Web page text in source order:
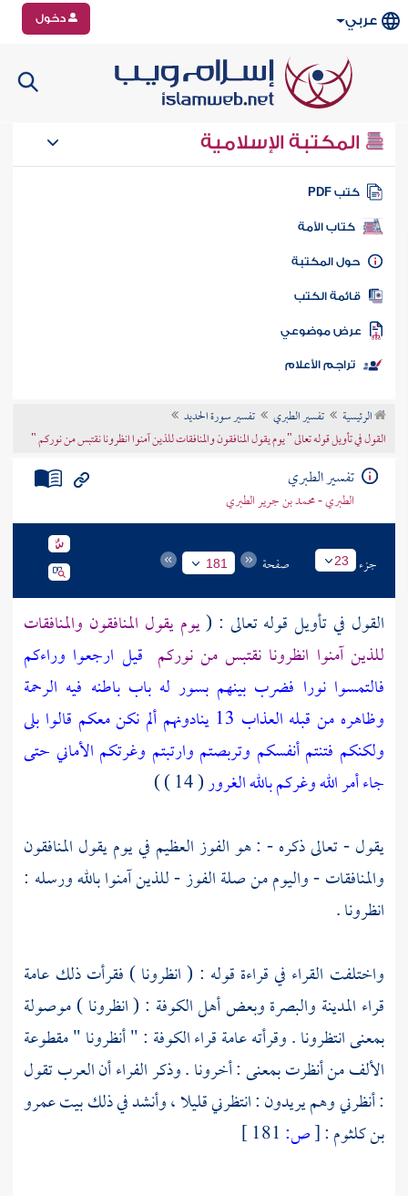
عربي دخول
المكتبة الإسلامية
كتب PDF
كتاب الأمة
المكتبة
الكتب
موضوعي
تراجم الأعلام
الرئيسية تفسير الطبري
تفسير سورة الحديد
القول في تأويل قوله تعالى " يوم يقول المنافقون والمنافقات للذين آمنوا انظرونا نقتبس من نوركم "
تفسير الطبري
الطبري - محمد بن جرير الطبري
جزء 23 صفحة 181
القول في تأويل قوله تعالى : (يوم يقول المنافقون والمنافقات
للذين آمنوا انظرونا نقتبس من نوركم قيل ارجعوا وراءكم
فالتمسوا نورا فضرب بينهم بسور له باب باطنه فيه الرحمة
وظاهره من قبله العذاب 13 ينادونهم ألم نكن معكم قالوا بلى
ولكنكم فتنتم أنفسكم وتربصتم وارتبتم وغرتكم الأماني حتى
جاء أمر الله وغركم بالله الغرور( 14 ) )
يقول - تعالى ذكره - : هو الفوز العظيم في يوم يقول المنافقون
والمنافقات - واليوم من صلة الفوز - للذين آمنوا بالله ورسله :
انظرونا .
واختلفت القراء في قراءة قوله : ( انظرونا ) فقرأت ذلك عامة
قراء المدينة والبصرةوبعض أهلالكوفة : ( انظرونا ) موصولة
بمعنى انتظرونا . وقرأته عامة قراء الكوفة : " أنظرونا " مقطوعة
الألف من أنظرت بمعنى : أخرونا . وذكرالفراءأن العرب تقول
: أنظرني وهم يريدون : انتظرني قليلا ، وأنشد في ذلك بيتعمرو
بن كلثوم:
[ص: